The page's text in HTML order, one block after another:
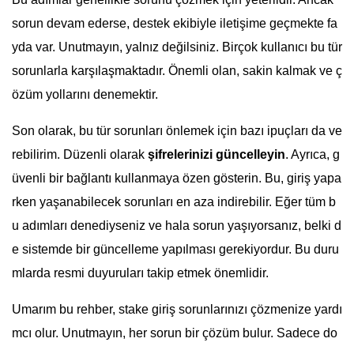
sorun devam ederse, destek ekibiyle iletişime geçmekte fa
yda var. Unutmayın, yalnız değilsiniz. Birçok kullanıcı bu tür
sorunlarla karşılaşmaktadır. Önemli olan, sakin kalmak ve ç
özüm yollarını denemektir.
Son olarak, bu tür sorunları önlemek için bazı ipuçları da ve
rebilirim. Düzenli olarak şifrelerinizi güncelleyin. Ayrıca, g
üvenli bir bağlantı kullanmaya özen gösterin. Bu, giriş yapa
rken yaşanabilecek sorunları en aza indirebilir. Eğer tüm b
u adımları denediyseniz ve hala sorun yaşıyorsanız, belki d
e sistemde bir güncelleme yapılması gerekiyordur. Bu duru
mlarda resmi duyuruları takip etmek önemlidir.
Umarım bu rehber, stake giriş sorunlarınızı çözmenize yardı
mcı olur. Unutmayın, her sorun bir çözüm bulur. Sadece do